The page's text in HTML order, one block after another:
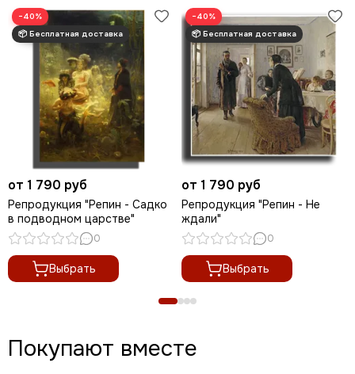
−40%
от 1 790 руб
Репродукция "Репин - Садко
в подводном царстве"
0
Выбрать
−40%
от 1 790 руб
Репродукция "Репин - Не
ждали"
0
Выбрать
Покупают вместе